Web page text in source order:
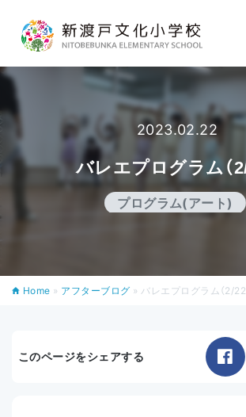
教育内容
学校生活
2023.02.22
バレエプログラム（
プログラム(アート)
Home » アフターブログ » バレエプログラム（2/22
このページをシェアする